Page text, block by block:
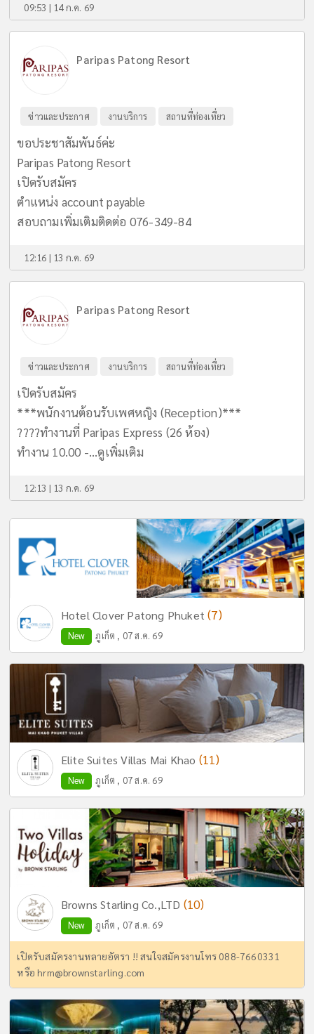
09:53 | 14 ก.ค. 69
Paripas Patong Resort
ข่าวและประกาศ งานบริการ สถานที่ท่องเที่ยว
ขอประชาสัมพันธ์ค่ะ
Paripas Patong Resort
เปิดรับสมัคร
ตําแหน่ง account payable
สอบถามเพิ่มเติมติดต่อ 076-349-84
12:16 | 13 ก.ค. 69
Paripas Patong Resort
ข่าวและประกาศ งานบริการ สถานที่ท่องเที่ยว
เปิดรับสมัคร
***พนักงานต้อนรับเพศหญิง (Reception)***
????ทำงานที่ Paripas Express (26 ห้อง)
ทำงาน 10.00 -...ดูเพิ่มเติม
12:13 | 13 ก.ค. 69
Hotel Clover Patong Phuket(7)
New ภูเก็ต , 07 ส.ค. 69
Elite Suites Villas Mai Khao (11)
New ภูเก็ต , 07 ส.ค. 69
Browns Starling Co.,LTD (10)
New ภูเก็ต , 07 ส.ค. 69
เปิดรับสมัครงานหลายอัตรา !! สนใจสมัครงานโทร 088-7660331
หรือhrm@brownstarling.com